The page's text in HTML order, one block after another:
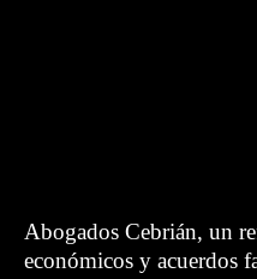
Abogados Cebrián, un
económicos y acuerdos